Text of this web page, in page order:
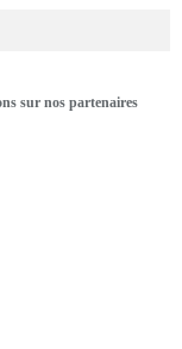
sur nos partenaires